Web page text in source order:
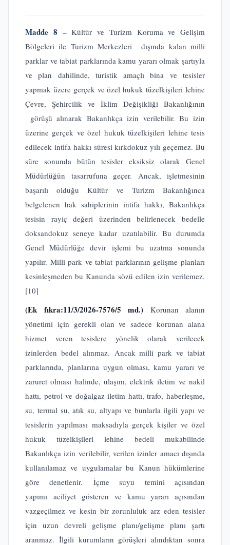
Madde 8 –Kültür ve Turizm Koruma ve Gelişim
Bölgeleri ile Turizm Merkezleri dışında kalan milli
parklar ve tabiat parklarında kamu yararı olmak şartıyla
ve plan dahilinde, turistik amaçlı bina ve tesisler
yapmak üzere gerçek ve özel hukuk tüzelkişileri lehine
Çevre, Şehircilik ve İklim Değişikliği Bakanlığının
görüşü alınarak Bakanlıkça izin verilebilir. Bu izin
üzerine gerçek ve özel hukuk tüzelkişileri lehine tesis
edilecek intifa hakkı süresi kırkdokuz yılı geçemez. Bu
süre sonunda bütün tesisler eksiksiz olarak Genel
Müdürlüğün tasarrufuna geçer. Ancak, işletmesinin
başarılı olduğu Kültür ve Turizm Bakanlığınca
belgelenen hak sahiplerinin intifa hakkı, Bakanlıkça
tesisin rayiç değeri üzerinden belirlenecek bedelle
doksandokuz seneye kadar uzatılabilir. Bu durumda
Genel Müdürlüğe devir işlemi bu uzatma sonunda
yapılır. Milli park ve tabiat parklarının gelişme planları
kesinleşmeden bu Kanunda sözü edilen izin verilemez.
[10]
(Ek fıkra:11/3/2026-7576/5 md.) Korunan alanın
yönetimi için gerekli olan ve sadece korunan alana
hizmet veren tesislere yönelik olarak verilecek
izinlerden bedel alınmaz. Ancak milli park ve tabiat
parklarında, planlarına uygun olması, kamu yararı ve
zaruret olması halinde, ulaşım, elektrik iletim ve nakil
hattı, petrol ve doğalgaz iletim hattı, trafo, haberleşme,
su, termal su, atık su, altyapı ve bunlarla ilgili yapı ve
tesislerin yapılması maksadıyla gerçek kişiler ve özel
hukuk tüzelkişileri lehine bedeli mukabilinde
Bakanlıkça izin verilebilir, verilen izinler amacı dışında
kullanılamaz ve uygulamalar bu Kanun hükümlerine
göre denetlenir. İçme suyu temini açısından
yapımı aciliyet gösteren ve kamu yararı açısından
vazgeçilmez ve kesin bir zorunluluk arz eden tesisler
için uzun devreli gelişme planı/gelişme planı şartı
aranmaz. İlgili kurumların görüşleri alındıktan sonra